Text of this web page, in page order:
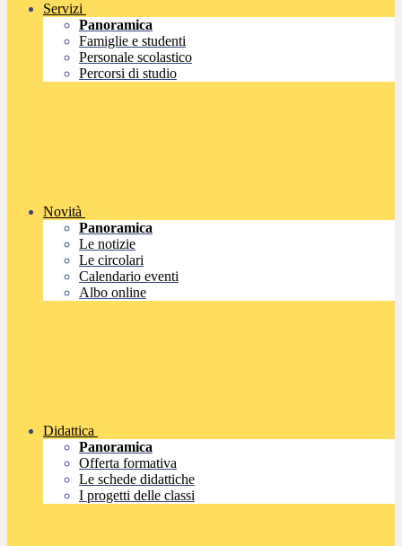
Servizi
Panoramica
Famiglie e studenti
Personale scolastico
Percorsi di studio
Novità
Panoramica
Le notizie
Le circolari
Calendario eventi
Albo online
Didattica
Panoramica
Offerta formativa
Le schede didattiche
I progetti delle classi